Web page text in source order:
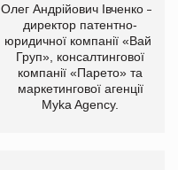
Олег Андрійович Івченко —
директор патентно-
юридичної компанії «Вайз
Груп», консалтингової
компанії «Парето» та
маркетингової агенції
Myka Agency.